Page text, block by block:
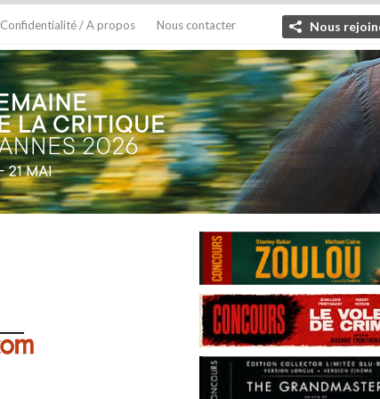
Confidentialité / A propos Nous contacter Nous